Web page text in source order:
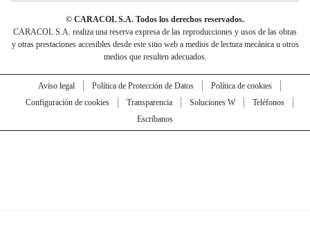
© CARACOL S.A. Todos los derechos reservados.
CARACOL S.A. realiza una reserva expresa de las reproducciones y usos de las obras
y otras prestaciones accesibles desde este sitio web a medios de lectura mecánica u otros
medios que resulten adecuados.
Aviso legal Política de Protección de Datos
Política de cookies
Configuración de cookies
Transparencia Soluciones W
Teléfonos
Escríbanos